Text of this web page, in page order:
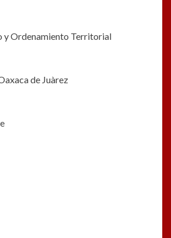
y Ordenamiento Territorial
de Juàrez